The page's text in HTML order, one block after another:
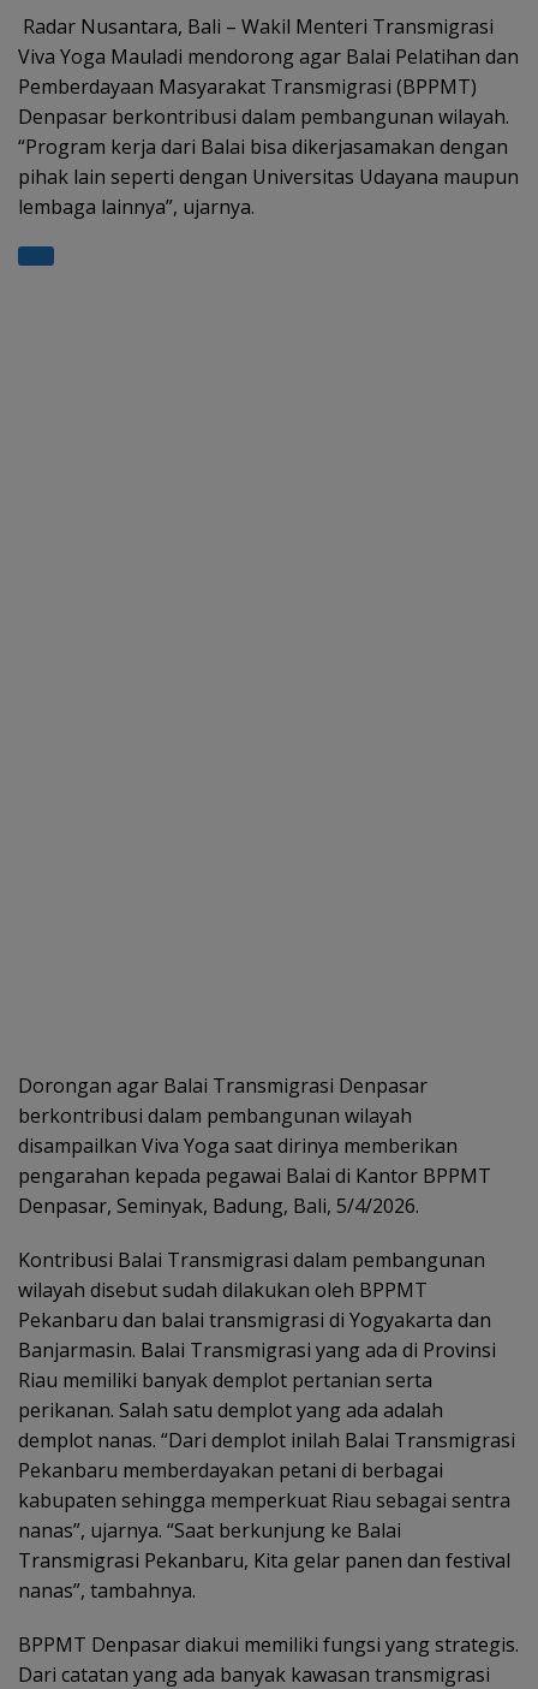
s
A
p
p
gr
a
m
b
o
o
k
er e
Radar Nusantara, Bali – Wakil Menteri Transmigrasi
Viva Yoga Mauladi mendorong agar Balai Pelatihan dan
Pemberdayaan Masyarakat Transmigrasi (BPPMT)
Denpasar berkontribusi dalam pembangunan wilayah.
“Program kerja dari Balai bisa dikerjasamakan dengan
pihak lain seperti dengan Universitas Udayana maupun
lembaga lainnya”, ujarnya.
Dorongan agar Balai Transmigrasi Denpasar
berkontribusi dalam pembangunan wilayah
disampailkan Viva Yoga saat dirinya memberikan
pengarahan kepada pegawai Balai di Kantor BPPMT
Denpasar, Seminyak, Badung, Bali, 5/4/2026.
Kontribusi Balai Transmigrasi dalam pembangunan
wilayah disebut sudah dilakukan oleh BPPMT
Pekanbaru dan balai transmigrasi di Yogyakarta dan
Banjarmasin. Balai Transmigrasi yang ada di Provinsi
Riau memiliki banyak demplot pertanian serta
perikanan. Salah satu demplot yang ada adalah
demplot nanas. “Dari demplot inilah Balai Transmigrasi
Pekanbaru memberdayakan petani di berbagai
kabupaten sehingga memperkuat Riau sebagai sentra
nanas”, ujarnya. “Saat berkunjung ke Balai
Transmigrasi Pekanbaru, Kita gelar panen dan festival
nanas”, tambahnya.
BPPMT Denpasar diakui memiliki fungsi yang strategis.
Dari catatan yang ada banyak kawasan transmigrasi